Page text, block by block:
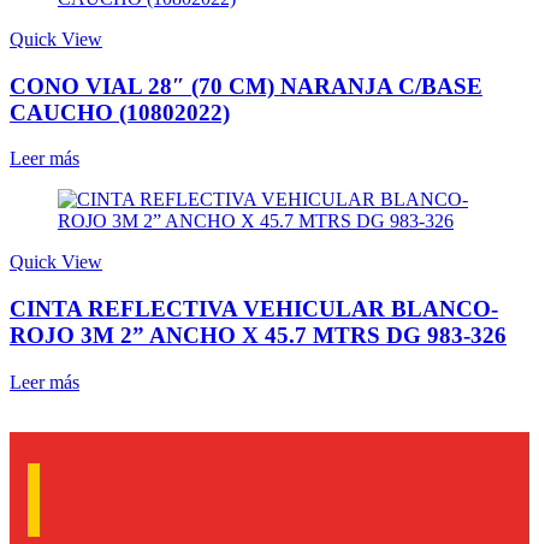
Quick View
CONO VIAL 28″ (70 CM) NARANJA C/BASE
CAUCHO (10802022)
Leer más
Quick View
CINTA REFLECTIVA VEHICULAR BLANCO-
ROJO 3M 2” ANCHO X 45.7 MTRS DG 983-326
Leer más